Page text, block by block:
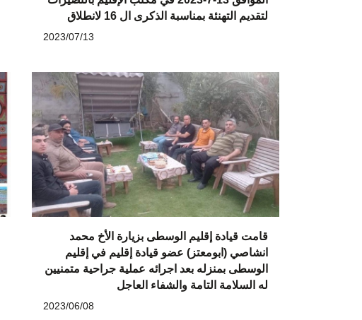
لتقديم التهنئة بمناسبة الذكرى ال 16 لانطلاق
قامت قيادة إقليم الوسطى بزيارة الأخ محمد
انشاصي (ابومعتز) عضو قيادة إقليم في إقليم
الوسطى بمنزله بعد اجرائه عملية جراحية متمنيين
له السلامة التامة والشفاء العاجل